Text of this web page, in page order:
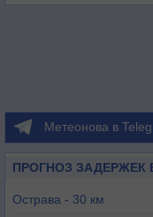
Метеонова в
ПРОГНОЗ
Острава - 30 км